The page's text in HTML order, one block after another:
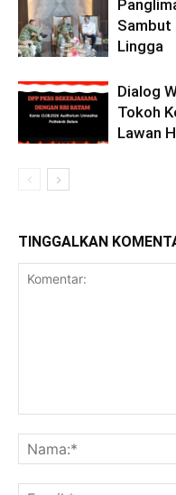
Sambut
Lingga
Dialog
Tokoh
Lawan
TINGGALKAN